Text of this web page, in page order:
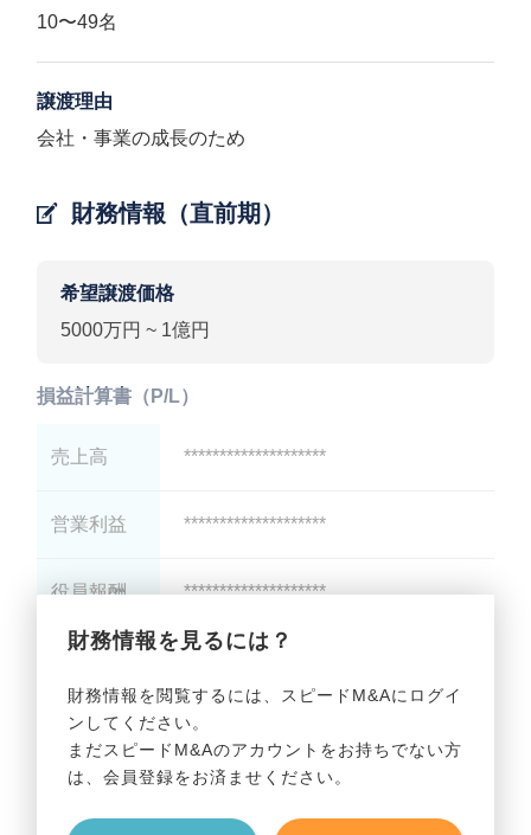
10〜49名
譲渡理由
会社・事業の成長のため
財務情報（直前期）
希望譲渡価格
5000万円 ~ 1億円
財務情報を見るには？
財務情報を閲覧するには、スピードM&Aにログイ
ンしてください。
まだスピードM&Aのアカウントをお持ちでない方
は、会員登録をお済ませください。
損益計算書（P/L）
売上高 ********************
営業利益 ********************
役員報酬 ********************
貸借対照表（B/S）
総資産 ********************